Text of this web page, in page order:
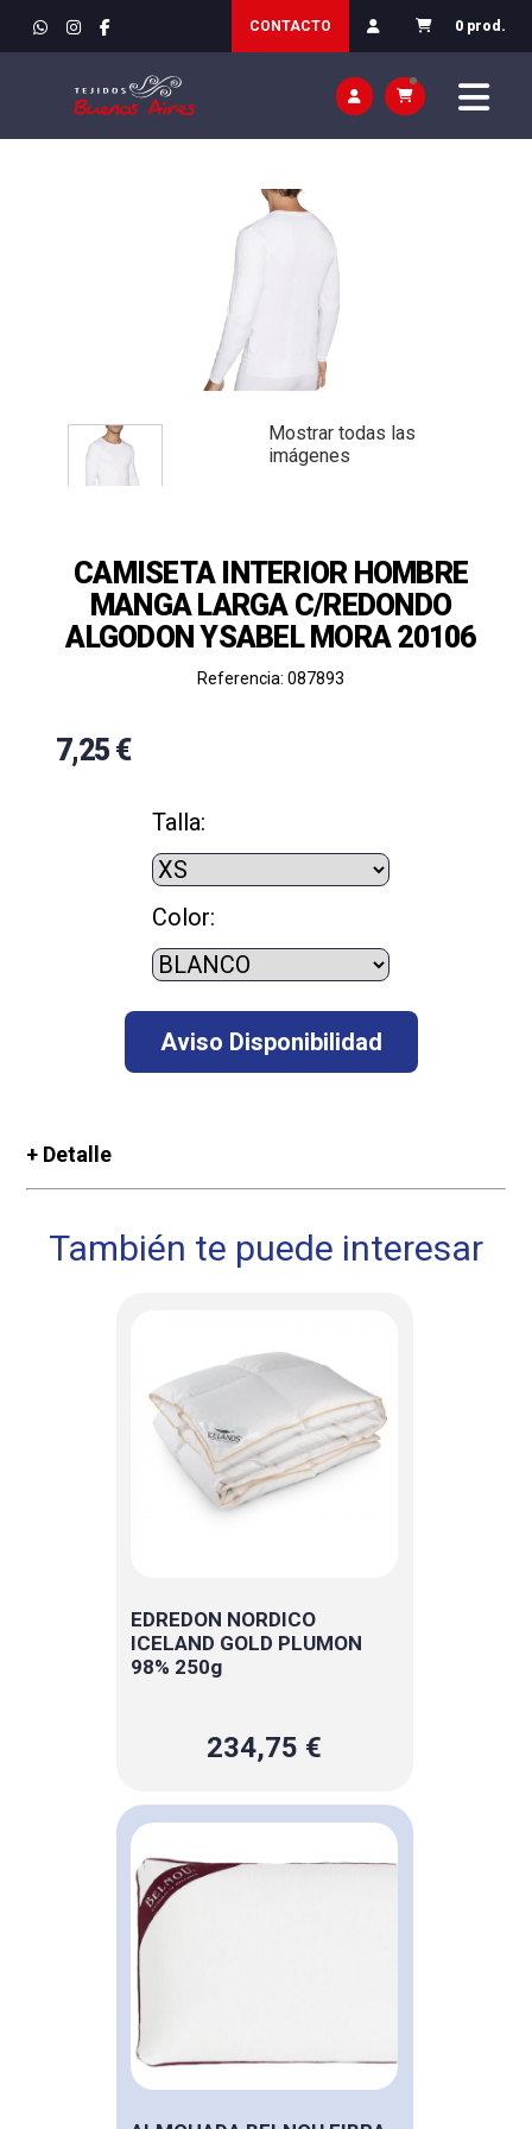
CONTACTO 0 prod.
Mostrar todas las
imágenes
CAMISETA INTERIOR HOMBRE
MANGA LARGA C/REDONDO
ALGODON YSABEL MORA 20106
Referencia: 087893
7,25 €
Talla:
Color:
+ Detalle
También te puede interesar
EDREDON NORDICO
ICELAND GOLD PLUMON
98% 250g
234,75 €